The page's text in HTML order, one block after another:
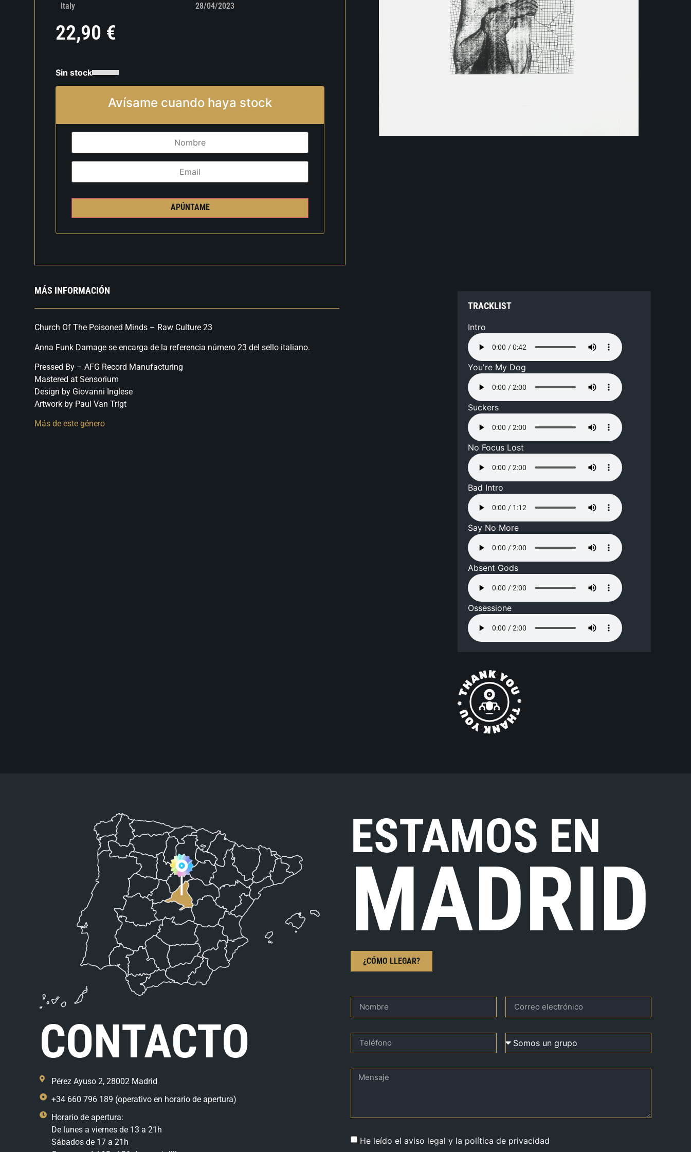
Italy 28/04/2023
22,90 €
Sin stock
Avísame cuando haya stock
APÚNTAME
MÁS INFORMACIÓN
Church Of The Poisoned Minds – Raw Culture 23
Anna Funk Damage se encarga de la referencia número 23 del sello italiano.
Pressed By – AFG Record Manufacturing
Mastered at Sensorium
Design by Giovanni Inglese
Artwork by Paul Van Trigt
Más de este género
TRACKLIST
Intro
You're My Dog
Suckers
No Focus Lost
Bad Intro
Say No More
Absent Gods
Ossessione
CONTACTO
Pérez Ayuso 2, 28002 Madrid
+34 660 796 189 (operativo en horario de apertura)
Horario de apertura:
De lunes a viernes de 13 a 21h
Sábados de 17 a 21h
ESTAMOS EN
MADRID
¿CÓMO LLEGAR?
He leído el aviso legal y la política de privacidad